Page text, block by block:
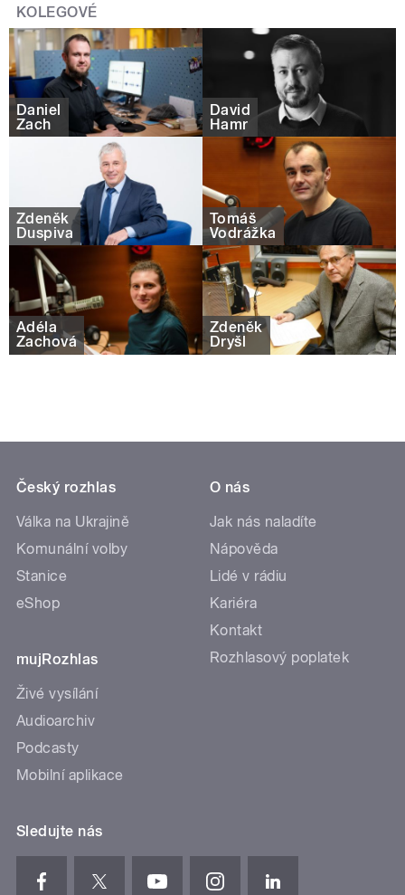
KOLEGOVÉ
Daniel
Zach
David
Hamr
Zdeněk
Duspiva
Tomáš
Vodrážka
Adéla
Zachová
Zdeněk
Dryšl
Český rozhlas
Válka na Ukrajině
Komunální volby
Stanice
eShop
mujRozhlas
Živé vysílání
Audioarchiv
Podcasty
Mobilní aplikace
O nás
Jak nás naladíte
Nápověda
Lidé v rádiu
Kariéra
Kontakt
Rozhlasový poplatek
Sledujte nás